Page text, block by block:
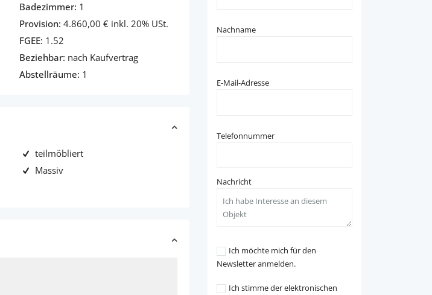
Badezimmer: 1
Provision: 4.860,00 € inkl. 20% USt.
FGEE: 1.52
Beziehbar: nach Kaufvertrag
Abstellräume: 1
teilmöbliert
Massiv
Nachname
E-Mail-Adresse
Telefonnummer
Nachricht
Ich möchte mich für den
Newsletter anmelden.
Ich stimme der elektronischen